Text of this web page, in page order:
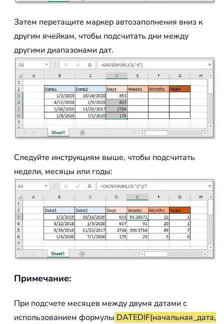
Затем перетащите маркер автозаполнения вниз к
другим ячейкам, чтобы подсчитать дни между
другими диапазонами дат.
Следуйте инструкциям выше, чтобы подсчитать
недели, месяцы или годы:
Примечание:
При подсчете месяцев между двумя датами с
использованием формулы DATEDIF(начальная_дата,